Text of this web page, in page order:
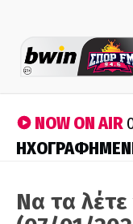
NOW ON AIR
Να τα